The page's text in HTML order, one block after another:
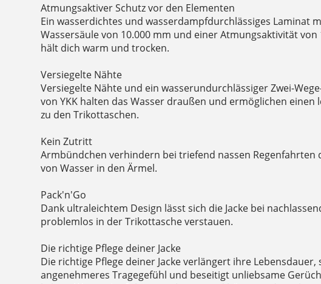
Atmungsaktiver Schutz vor den Elementen
Ein wasserdichtes und wasserdampfdurchlässiges Laminat
Wassersäule von 10.000 mm und einer Atmungsaktivität von
hält dich warm und trocken.
Versiegelte Nähte
Versiegelte Nähte und ein wasserundurchlässiger Zwei-
von YKK halten das Wasser draußen und ermöglichen einen
zu den Trikottaschen.
Kein Zutritt
Armbündchen verhindern bei triefend nassen Regenfahrten
von Wasser in den Ärmel.
Pack'n'Go
Dank ultraleichtem Design lässt sich die Jacke bei
problemlos in der Trikottasche verstauen.
Die richtige Pflege deiner Jacke
Die richtige Pflege deiner Jacke verlängert ihre
angenehmeres Tragegefühl und beseitigt unliebsame